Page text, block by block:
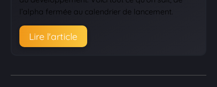
l’alpha fermée au calendrier de lancement.
Lire l'article